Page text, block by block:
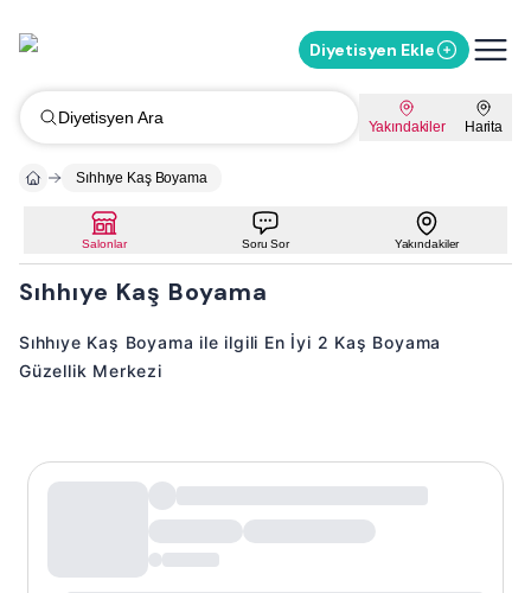
Diyetisyen Ekle
Diyetisyen Ara Yakındakiler Harita
Sıhhıye Kaş Boyama
Salonlar Soru Sor Yakındakiler
Sıhhıye Kaş Boyama
Sıhhıye Kaş Boyama ile ilgili En İyi 2 Kaş Boyama
Güzellik Merkezi